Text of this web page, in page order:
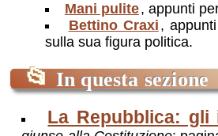
Mani pulite, appunti
Bettino Craxi ,
sulla sua figura politica.
📂 In questa sezione
La Repubblica: gli